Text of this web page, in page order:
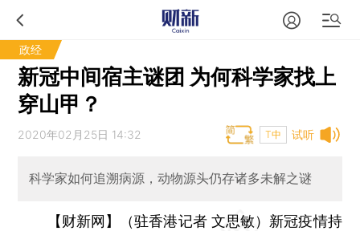
政经
新冠中间宿主谜团 为何科学家找上
穿山甲？
试听
2020年02月25日 14:32 T中
科学家如何追溯病源，动物源头仍存诸多未解之谜
【财新网】（驻香港记者 文思敏） 新冠疫情持